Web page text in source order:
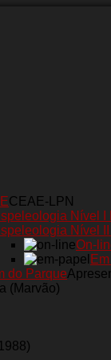
CEAE-LPN
Nível I
Nível
On-
do Parque
(Marvão)